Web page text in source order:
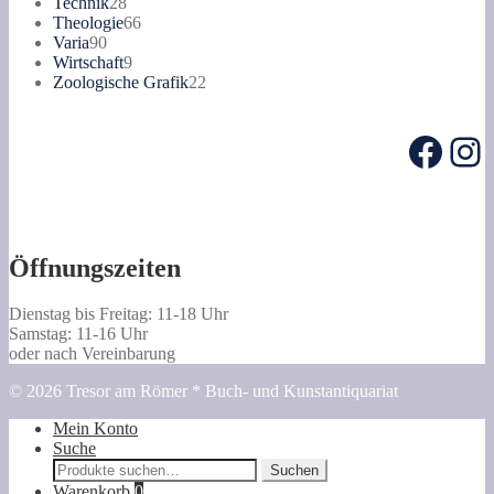
Produkte
Theologie6666
Varia9090
Produkte
Wirtschaft99
Produkte
Zoologische Grafik22
Öffnungszeiten
Dienstag bis Freitag: 11-18 Uhr
Samstag: 11-16 Uhr
oder nach Vereinbarung
© 2026 Tresor am Römer * Buch- und Kunstantiquariat
Mein Konto
Suche
Suche
nach:
Suchen